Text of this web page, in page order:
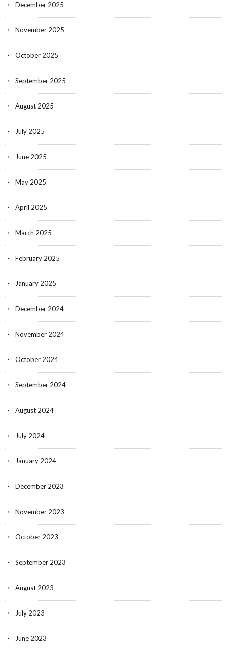
December 2025
November 2025
October 2025
September 2025
August 2025
July 2025
June 2025
May 2025
April 2025
March 2025
February 2025
January 2025
December 2024
November 2024
October 2024
September 2024
August 2024
July 2024
January 2024
December 2023
November 2023
October 2023
September 2023
August 2023
July 2023
June 2023